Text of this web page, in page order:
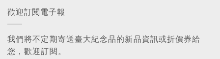
歡迎訂閱電子報
我們將不定期寄送臺大紀念品的新品資訊或折價券給
您，歡迎訂閱。